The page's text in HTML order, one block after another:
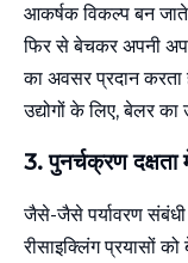
आकर्षक विकल्प बन जाते
फिर से बेचकर अपनी
का अवसर प्रदान करता
उद्योगों के लिए, बेलर
3.पुनर्चक्रण
जैसे-जैसे पर्यावरण संबंधी
रीसाइक्लिंग प्रयासों